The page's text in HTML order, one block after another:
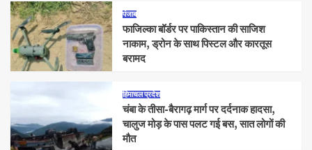
पंजाब
फाजिल्का बॉर्डर पर पाकिस्तान की साजिश
नाकाम, ड्रोन के साथ पिस्टल और कारतूस
बरामद
हिमाचल प्रदेश
चंबा के तीसा-बैरागढ़ मार्ग पर दर्दनाक हादसा,
चालुज मोड़ के पास पलट गई बस, सात लोगों की
मौत